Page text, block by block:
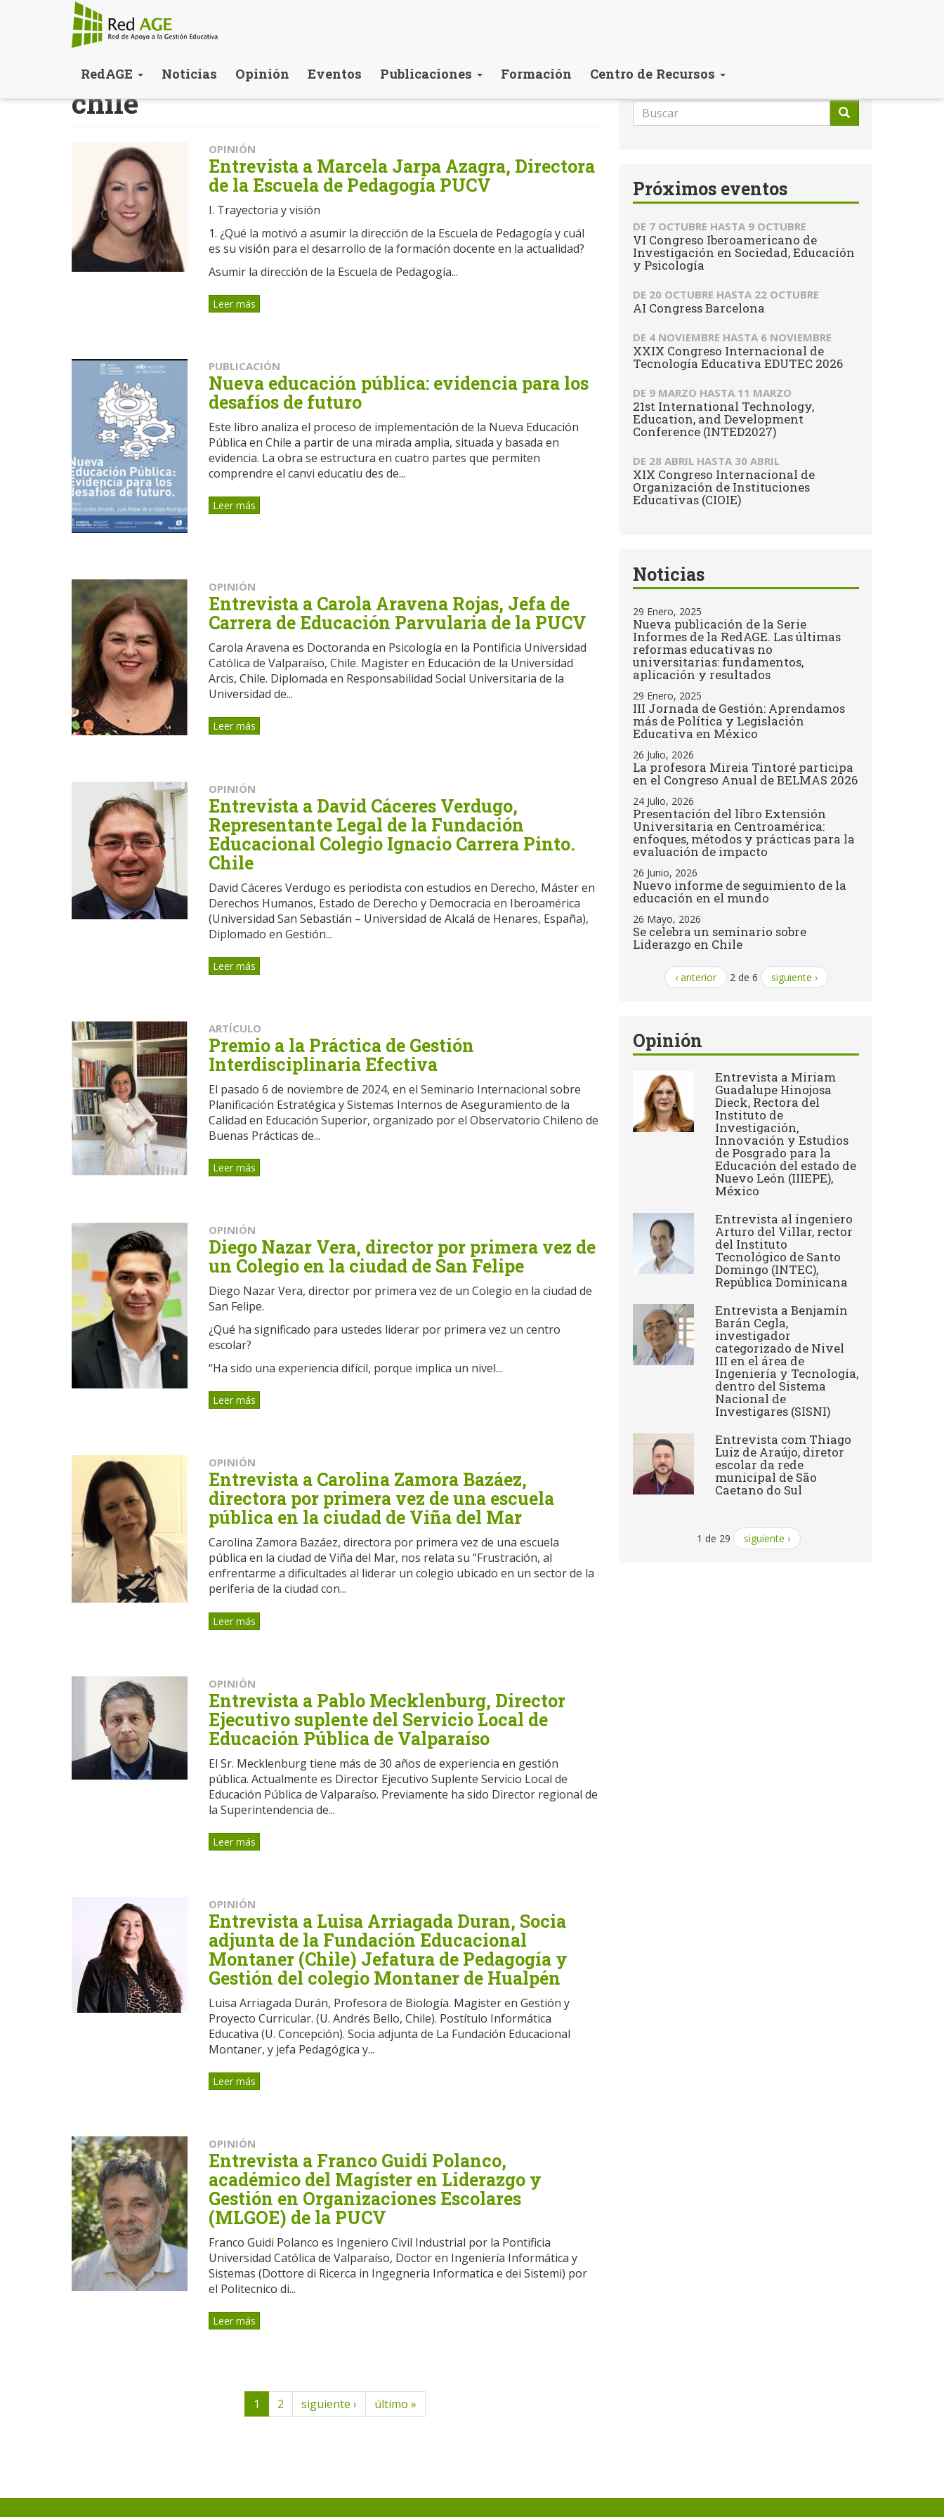
contenido
RedAGE Noticias Opinión Eventos Publicaciones Formación Centro de Recursos
chile
OPINIÓN
Entrevista a Marcela Jarpa Azagra, Directora
de la Escuela de Pedagogía PUCV
I. Trayectoria y visión
1. ¿Qué la motivó a asumir la dirección de la Escuela de Pedagogía y cuál
es su visión para el desarrollo de la formación docente en la actualidad?
Asumir la dirección de la Escuela de Pedagogía...
Leer más
PUBLICACIÓN
Nueva educación pública: evidencia para los
desafíos de futuro
Este libro analiza el proceso de implementación de la Nueva Educación
Pública en Chile a partir de una mirada amplia, situada y basada en
evidencia. La obra se estructura en cuatro partes que permiten
comprendre el canvi educatiu des de...
Leer más
OPINIÓN
Entrevista a Carola Aravena Rojas, Jefa de
Carrera de Educación Parvularia de la PUCV
Carola Aravena es Doctoranda en Psicología en la Pontificia Universidad
Católica de Valparaíso, Chile. Magister en Educación de la Universidad
Arcis, Chile. Diplomada en Responsabilidad Social Universitaria de la
Universidad de...
Leer más
OPINIÓN
Entrevista a David Cáceres Verdugo,
Representante Legal de la Fundación
Educacional Colegio Ignacio Carrera Pinto.
Chile
David Cáceres Verdugo es periodista con estudios en Derecho, Máster en
Derechos Humanos, Estado de Derecho y Democracia en Iberoamérica
(Universidad San Sebastián – Universidad de Alcalá de Henares, España),
Diplomado en Gestión...
Leer más
ARTÍCULO
Premio a la Práctica de Gestión
Interdisciplinaria Efectiva
El pasado 6 de noviembre de 2024, en el Seminario Internacional sobre
Planificación Estratégica y Sistemas Internos de Aseguramiento de la
Calidad en Educación Superior, organizado por el Observatorio Chileno de
Buenas Prácticas de...
Leer más
OPINIÓN
Diego Nazar Vera, director por primera vez de
un Colegio en la ciudad de San Felipe
Diego Nazar Vera, director por primera vez de un Colegio en la ciudad de
San Felipe.
¿Qué ha significado para ustedes liderar por primera vez un centro
escolar?
“Ha sido una experiencia difícil, porque implica un nivel...
Leer más
OPINIÓN
Entrevista a Carolina Zamora Bazáez,
directora por primera vez de una escuela
pública en la ciudad de Viña del Mar
Carolina Zamora Bazáez, directora por primera vez de una escuela
pública en la ciudad de Viña del Mar, nos relata su “Frustración, al
enfrentarme a dificultades al liderar un colegio ubicado en un sector de la
periferia de la ciudad con...
Leer más
OPINIÓN
Entrevista a Pablo Mecklenburg, Director
Ejecutivo suplente del Servicio Local de
Educación Pública de Valparaíso
El Sr. Mecklenburg tiene más de 30 años de experiencia en gestión
pública. Actualmente es Director Ejecutivo Suplente Servicio Local de
Educación Pública de Valparaíso. Previamente ha sido Director regional de
la Superintendencia de...
Leer más
OPINIÓN
Entrevista a Luisa Arriagada Duran, Socia
adjunta de la Fundación Educacional
Montaner (Chile) Jefatura de Pedagogía y
Gestión del colegio Montaner de Hualpén
Luisa Arriagada Durán, Profesora de Biología. Magister en Gestión y
Proyecto Curricular. (U. Andrés Bello, Chile). Postítulo Informática
Educativa (U. Concepción). Socia adjunta de La Fundación Educacional
Montaner, y jefa Pedagógica y...
Leer más
OPINIÓN
Entrevista a Franco Guidi Polanco,
académico del Magíster en Liderazgo y
Gestión en Organizaciones Escolares
(MLGOE) de la PUCV
Franco Guidi Polanco es Ingeniero Civil Industrial por la Pontificia
Universidad Católica de Valparaíso, Doctor en Ingeniería Informática y
Sistemas (Dottore di Ricerca in Ingegneria Informatica e dei Sistemi) por
el Politecnico di...
Leer más
1 2 siguiente › último »
Formulario
de
Próximos eventos
DE 7 OCTUBRE HASTA 9 OCTUBRE
VI Congreso Iberoamericano de
Investigación en Sociedad, Educación
y Psicología
DE 20 OCTUBRE HASTA 22 OCTUBRE
AI Congress Barcelona
DE 4 NOVIEMBRE HASTA 6 NOVIEMBRE
XXIX Congreso Internacional de
Tecnología Educativa EDUTEC 2026
DE 9 MARZO HASTA 11 MARZO
21st International Technology,
Education, and Development
Conference (INTED2027)
DE 28 ABRIL HASTA 30 ABRIL
XIX Congreso Internacional de
Organización de Instituciones
Educativas (CIOIE)
Noticias
29 Enero, 2025
Nueva publicación de la Serie
Informes de la RedAGE. Las últimas
reformas educativas no
universitarias: fundamentos,
aplicación y resultados
29 Enero, 2025
III Jornada de Gestión: Aprendamos
más de Política y Legislación
Educativa en México
26 Julio, 2026
La profesora Mireia Tintoré participa
en el Congreso Anual de BELMAS 2026
24 Julio, 2026
Presentación del libro Extensión
Universitaria en Centroamérica:
enfoques, métodos y prácticas para la
evaluación de impacto
26 Junio, 2026
Nuevo informe de seguimiento de la
educación en el mundo
26 Mayo, 2026
Se celebra un seminario sobre
Liderazgo en Chile
‹ anterior 2 de 6 siguiente ›
Opinión
Entrevista a Miriam
Guadalupe Hinojosa
Dieck, Rectora del
Instituto de
Investigación,
Innovación y Estudios
de Posgrado para la
Educación del estado de
Nuevo León (IIIEPE),
México
Entrevista al ingeniero
Arturo del Villar, rector
del Instituto
Tecnológico de Santo
Domingo (INTEC),
República Dominicana
Entrevista a Benjamín
Barán Cegla,
investigador
categorizado de Nivel
III en el área de
Ingeniería y Tecnología,
dentro del Sistema
Nacional de
Investigares (SISNI)
Entrevista com Thiago
Luiz de Araújo, diretor
escolar da rede
municipal de São
Caetano do Sul
1 de 29 siguiente ›